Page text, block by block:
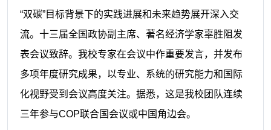
“双碳”目标背景下的实践进展和未来趋势展开深入交
流。十三届全国政协副主席、著名经济学家辜胜阻发
表会议致辞。我校专家在会议中作重要发言，并发布
多项年度研究成果，以专业、系统的研究能力和国际
化视野受到会议高度关注。据悉，这是我校团队连续
三年参与COP联合国会议或中国角边会。